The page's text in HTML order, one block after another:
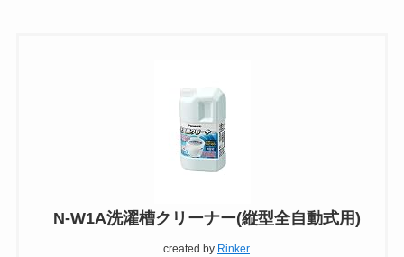
N-W1A洗濯槽クリーナー(縦型全自動式用)
created by Rinker